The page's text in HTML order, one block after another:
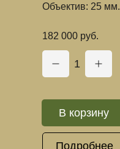
Объектив: 25 мм.
182 000 руб.
1
В корзину
Подробнее